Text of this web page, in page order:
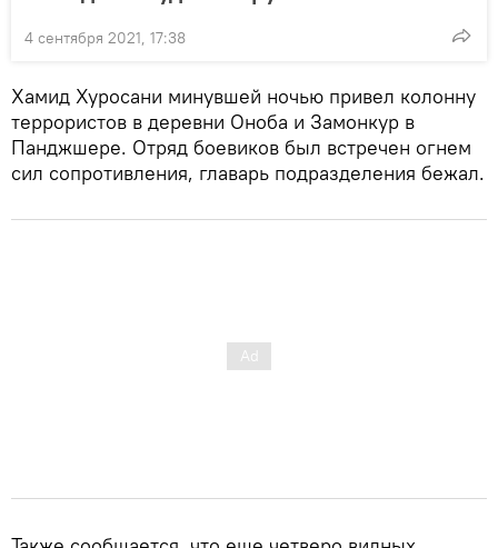
4 сентября 2021, 17:38
Хамид Хуросани минувшей ночью привел колонну
террористов в деревни Оноба и Замонкур в
Панджшере. Отряд боевиков был встречен огнем
сил сопротивления, главарь подразделения бежал.